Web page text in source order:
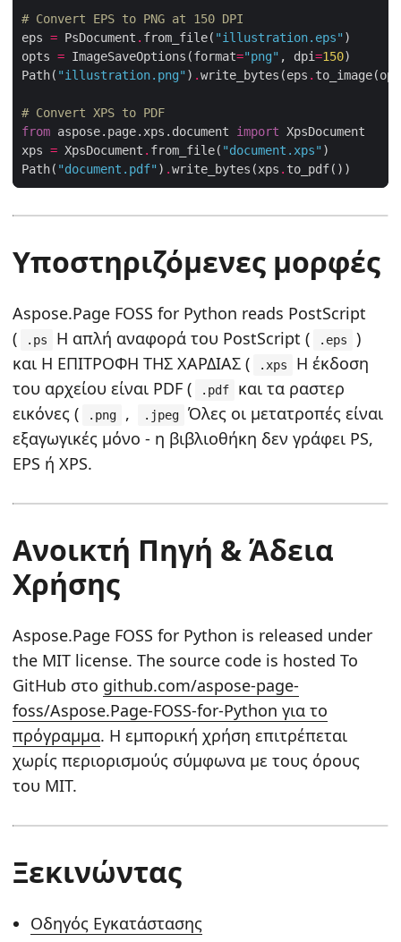
# Convert EPS to PNG at 150 DPI
eps = PsDocument . from_file( "illustration.eps"
opts = ImageSaveOptions(format="png" , dpi=150
Path( "illustration.png" ) .write_bytes(eps .
# Convert XPS to PDF
from aspose.page.xps.document import
xps = XpsDocument . from_file( "document.xps"
Path( "document.pdf" ) .write_bytes(xps .
Υποστηριζόμενες μορφές
Aspose.Page FOSS for Python reads PostScript
(
.ps Η απλή αναφορά του PostScript ( .eps
)
και Η ΕΠΙΤΡΟΦΗ ΤΗΣ ΧΑΡΔΙΑΣ (
.xps
Η έκδοση
του αρχείου είναι PDF (
.pdf
και τα ραστερ
εικόνες (
.png , .jpeg
Όλες οι μετατροπές είναι
εξαγωγικές μόνο - η βιβλιοθήκη δεν γράφει PS,
EPS ή XPS.
Ανοικτή Πηγή & Άδεια
Χρήσης
Aspose.Page FOSS for Python is released under
the MIT license. The source code is hosted Το
GitHub στο github.com/aspose-page-
foss/Aspose.Page-FOSS-for-Python για το
πρόγραμμα. Η εμπορική χρήση επιτρέπεται
χωρίς περιορισμούς σύμφωνα με τους όρους
του MIT.
Ξεκινώντας
Οδηγός Εγκατάστασης